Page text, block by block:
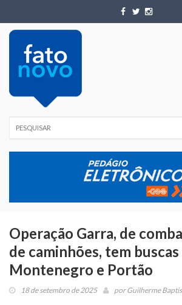
Operação Garra, de
de caminhões, tem buscas
Montenegro e Portão
18 de setembro de 2025 porGuilherme